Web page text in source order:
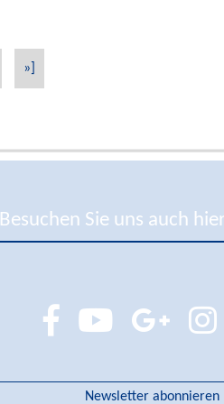
»]
Besuchen Sie uns auch hier
Newsletter abonnieren